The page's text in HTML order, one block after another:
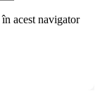
acest navigator